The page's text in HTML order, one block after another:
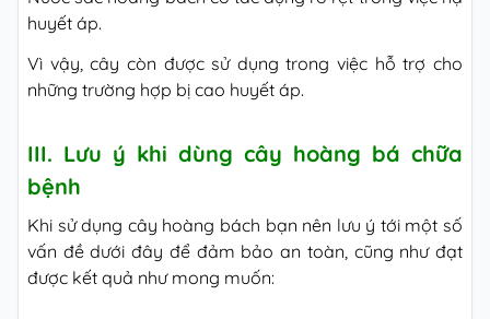
huyết áp.
Vì vậy, cây còn được sử dụng trong việc hỗ trợ cho
những trường hợp bị cao huyết áp.
III. Lưu ý khi dùng cây hoàng bá chữa
bệnh
Khi sử dụng cây hoàng bách bạn nên lưu ý tới một số
vấn đề dưới đây để đảm bảo an toàn, cũng như đạt
được kết quả như mong muốn: